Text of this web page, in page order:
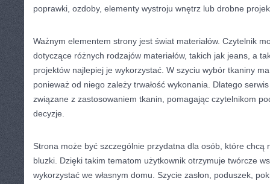
poprawki, ozdoby, elementy wystroju wnętrz lub drobne
Ważnym elementem strony jest świat materiałów. Czytelnik
dotyczące różnych rodzajów materiałów, takich jak jeans, a
projektów najlepiej je wykorzystać. W szyciu wybór tkaniny
ponieważ od niego zależy trwałość wykonania. Dlatego
związane z zastosowaniem tkanin, pomagając czytelnikom
decyzje.
Strona może być szczególnie przydatna dla osób, które chcą
bluzki. Dzięki takim tematom użytkownik otrzymuje twórcze
wykorzystać we własnym domu. Szycie zasłon, poduszek,